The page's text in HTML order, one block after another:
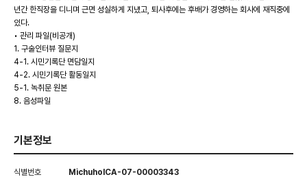
년간 한직장을 디니며 근면 성실하게 지냈고, 퇴사후에는 후배가 경영하는 회사에 재직중에
있다.
• 관리 파일(비공개)
1. 구술인터뷰 질문지
4-1. 시민기록단 면담일지
4-2. 시민기록단 활동일지
5-1. 녹취문 원본
8. 음성파일
기본정보
식별번호 MichuholCA-07-00003343